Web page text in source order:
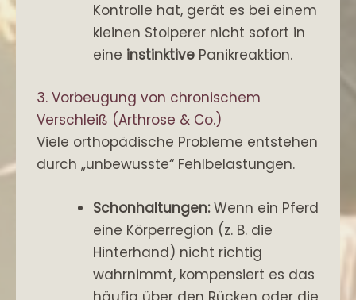
Kontrolle hat, gerät es bei einem
kleinen Stolperer nicht sofort in
eine instinktivePanikreaktion.
3. Vorbeugung von chronischem
Verschleiß (Arthrose & Co.)
Viele orthopädische Probleme entstehen
durch „unbewusste“ Fehlbelastungen.
Schonhaltungen:Wenn ein Pferd
eine Körperregion (z. B. die
Hinterhand) nicht richtig
wahrnimmt, kompensiert es das